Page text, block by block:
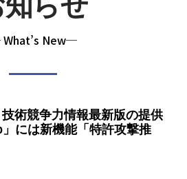
New─
技術競争力情報最新版の提供
には新機能「特許攻撃推